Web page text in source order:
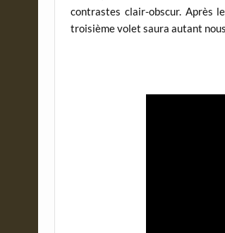
contrastes clair-obscur. Après
troisième volet saura autant